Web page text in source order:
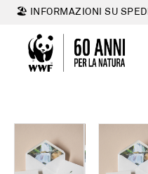
🏖 INFORMAZIONI SU